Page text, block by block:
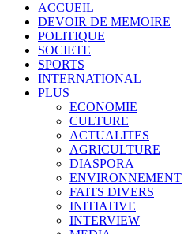
ACCUEIL
DEVOIR DE MEMOIRE
POLITIQUE
SOCIETE
SPORTS
INTERNATIONAL
PLUS
ECONOMIE
CULTURE
ACTUALITES
AGRICULTURE
DIASPORA
ENVIRONNEMENT
FAITS DIVERS
INITIATIVE
INTERVIEW